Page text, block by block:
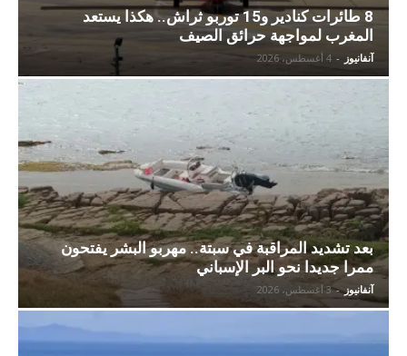
8 طائرات كنادير و15 توربو ثراش.. هكذا يستعد
المغرب لمواجهة حرائق الصيف
آنفانيوز - 4 أغسطس، 2026
بعد تشديد المراقبة في سبتة.. مهربو البشر يفتحون
ممرا جديدا نحو البر الإسباني
آنفانيوز - 3 أغسطس، 2026